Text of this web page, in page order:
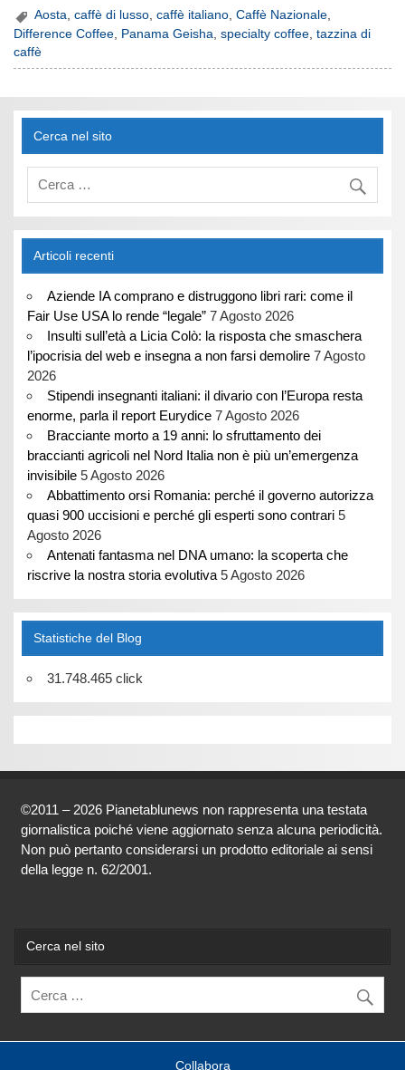
consumate al mondo dopo
l’acqua: la Finlandia è il
paese dove…
Aosta,caffè di lusso,caffè italiano,Caffè Nazionale,
Difference Coffee
Panama Geisha ,specialty coffee ,tazzina di
caffè
Cerca nel sito
Articoli recenti
Aziende IA comprano e distruggono libri rari: come il
Fair Use USA lo rende “legale” 7 Agosto 2026
Insulti sull’età a Licia Colò: la risposta che smaschera
l’ipocrisia del web e insegna a non farsi demolire 7 Agosto
2026
Stipendi insegnanti italiani: il divario con l’Europa resta
enorme, parla il report Eurydice 7 Agosto 2026
Bracciante morto a 19 anni: lo sfruttamento dei
braccianti agricoli nel Nord Italia non è più un’emergenza
invisibile 5 Agosto 2026
Abbattimento orsi Romania: perché il governo autorizza
quasi 900 uccisioni e perché gli esperti sono contrari 5
Agosto 2026
Antenati fantasma nel DNA umano: la scoperta che
riscrive la nostra storia evolutiva 5 Agosto 2026
Statistiche del Blog
31.748.465 click
©2011 – 2026 Pianetablunews non rappresenta una testata
giornalistica poiché viene aggiornato senza alcuna periodicità.
Non può pertanto considerarsi un prodotto editoriale ai sensi
della legge n. 62/2001.
Cerca nel sito
Collabora